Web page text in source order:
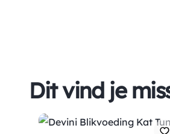
Dit vind je